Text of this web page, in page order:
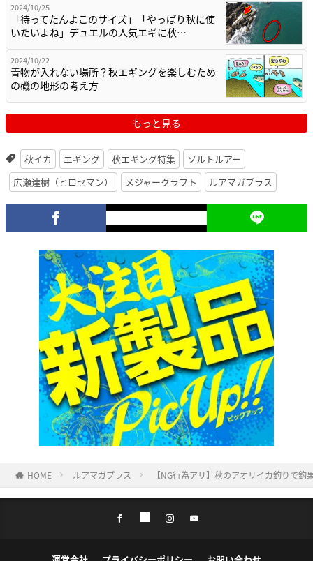
2024/10/25
「待ってたんよこのサイズ」「やっぱり秋に使
いたいよね」デュエルの人気エギに秋…
2024/10/22
青物が入れない場所？秋エギングを楽しむため
の磯の地形の考え方
もっと見る
秋イカ エギング 秋エギング特集
ソルトルアー
広瀬達樹（ヒロセマン）
メジャークラフト ルアマガプラス
HOME ルアマガプラス 【NG行為アリ】秋のアオリイカ釣りで